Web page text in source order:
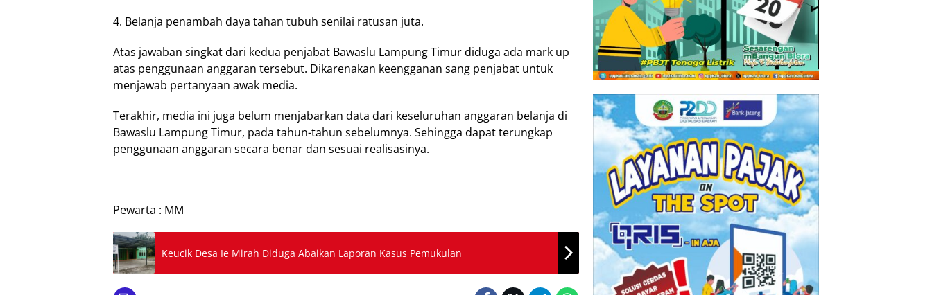
4. Belanja penambah daya tahan tubuh senilai ratusan juta.
Atas jawaban singkat dari kedua penjabat Bawaslu Lampung Timur diduga ada mark up
atas penggunaan anggaran tersebut. Dikarenakan keengganan sang penjabat untuk
menjawab pertanyaan awak media.
Terakhir, media ini juga belum menjabarkan data dari keseluruhan anggaran belanja di
Bawaslu Lampung Timur, pada tahun-tahun sebelumnya. Sehingga dapat terungkap
penggunaan anggaran secara benar dan sesuai realisasinya.
Pewarta : MM
Keucik Desa Ie Mirah Diduga Abaikan Laporan Kasus Pemukulan